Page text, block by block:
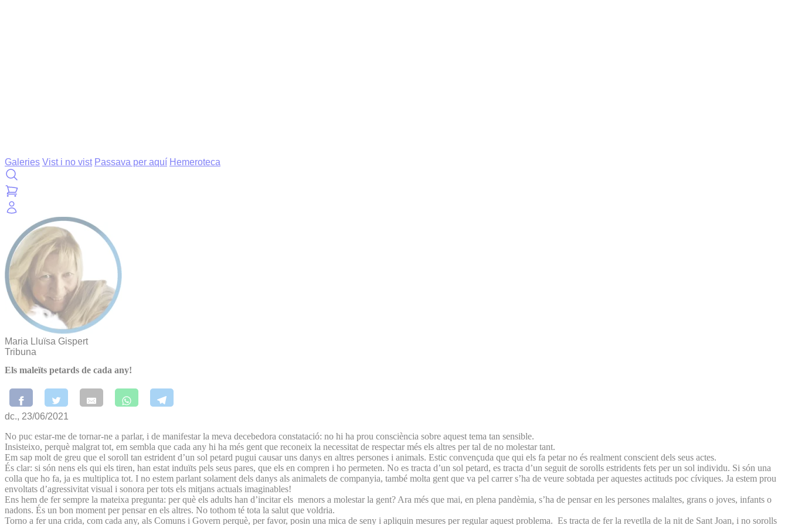
Galeries Vist i no vist Passava per aquí Hemeroteca
Maria Lluïsa Gispert
Tribuna
Els maleïts petards de cada any!
dc., 23/06/2021
No puc estar-me de tornar-ne a parlar, i de manifestar la meva decebedora constatació: no hi ha prou consciència sobre aquest tema tan sensible.
Insisteixo, perquè malgrat tot, em sembla que cada any hi ha més gent que reconeix la necessitat de respectar més els altres per tal de no molestar tant.
Em sap molt de greu que el soroll tan estrident d’un sol petard pugui causar uns danys en altres persones i animals. Estic convençuda que qui els fa petar no és realment conscient dels seus actes.
És clar: si són nens els qui els tiren, han estat induïts pels seus pares, que els en compren i ho permeten. No es tracta d’un sol petard, es tracta d’un seguit de sorolls estridents fets per un sol individu. Si són una
colla que ho fa, ja es multiplica tot. I no estem parlant solament dels danys als animalets de companyia, també molta gent que va pel carrer s’ha de veure sobtada per aquestes actituds poc cíviques. Ja estem prou
envoltats d’agressivitat visual i sonora per tots els mitjans actuals imaginables!
Ens hem de fer sempre la mateixa pregunta: per què els adults han d’incitar els menors a molestar la gent? Ara més que mai, en plena pandèmia, s’ha de pensar en les persones malaltes, grans o joves, infants o
nadons. És un bon moment per pensar en els altres. No tothom té tota la salut que voldria.
Torno a fer una crida, com cada any, als Comuns i Govern perquè, per favor, posin una mica de seny i apliquin mesures per regular aquest problema. Es tracta de fer la revetlla de la nit de Sant Joan, i no sorolls